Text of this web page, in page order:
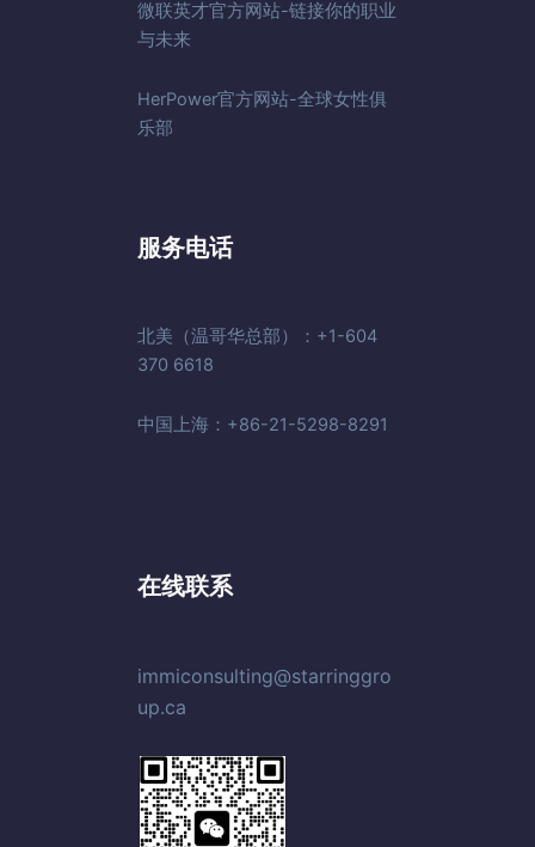
微联英才官方网站-链接你的职业
与未来
HerPower官方网站-全球女性俱
乐部
服务电话
北美（温哥华总部）：+1-604
370 6618
中国上海：+86-21-5298-8291
在线联系
immiconsulting@starringgro
up.ca